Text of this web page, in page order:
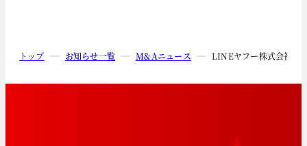
トップ お知らせ一覧 M&Aニュース LINEヤフー株式会社に